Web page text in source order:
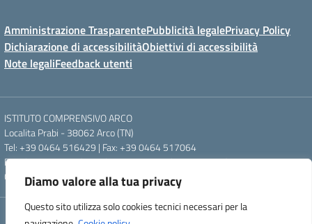
Diamo valore alla tua privacy
Questo sito utilizza solo cookies tecnici necessari per la
Amministrazione TrasparentePubblicità legalePrivacy Policy
Dichiarazione di accessibilitàObiettivi di accessibilità
Note legaliFeedback utenti
ISTITUTO COMPRENSIVO ARCO
Localita Prabi - 38062 Arco (TN)
Tel: +39 0464 516429 | Fax: +39 0464 517064
Email: segr.ic.arco@scuole.provincia.tn.it | PEC: ic.arco@pec.provincia.tn.it
Codice meccanografico: TNIC840005 | Codice fiscale: 93012960220
Concept & Design by Designers Italia